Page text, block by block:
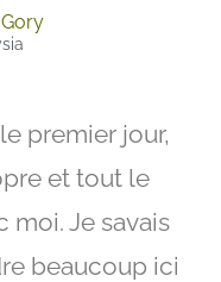
premier jour,
et tout le
moi. Je savais
beaucoup ici